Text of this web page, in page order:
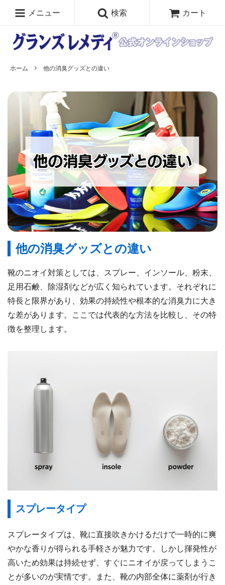
メニュー 検索 カート
ホーム 他の消臭グッズとの違い
他の消臭グッズとの違い
靴のニオイ対策としては、スプレー、インソール、粉末、
足用石鹸、除湿剤などが広く知られています。それぞれに
特長と限界があり、効果の持続性や根本的な消臭力に大き
な差があります。ここでは代表的な方法を比較し、その特
徴を整理します。
スプレータイプ
スプレータイプは、靴に直接吹きかけるだけで一時的に爽
やかな香りが得られる手軽さが魅力です。しかし揮発性が
高いため効果は持続せず、すぐにニオイが戻ってしまうこ
とが多いのが実情です。また、靴の内部全体に薬剤が行き